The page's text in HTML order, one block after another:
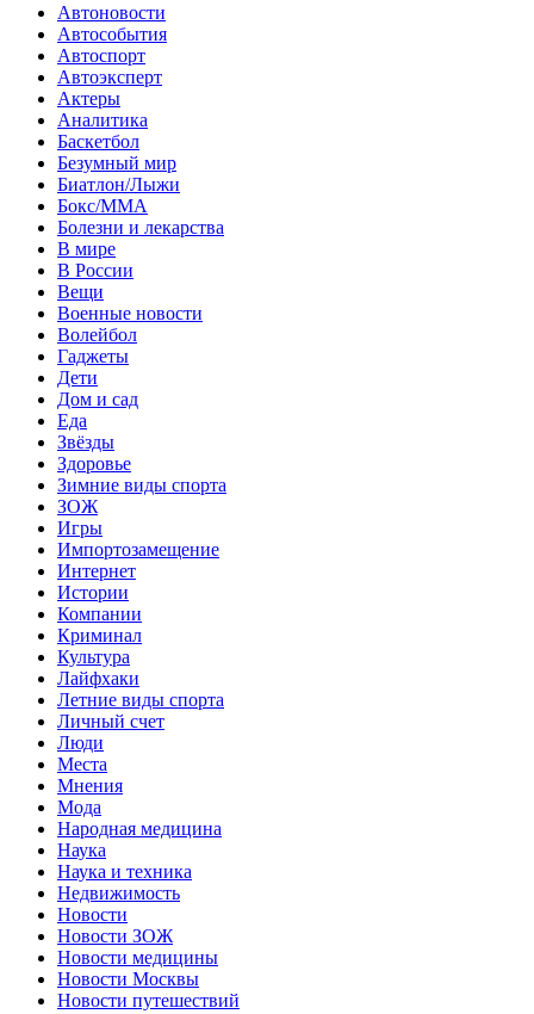
Автоновости
Автособытия
Автоспорт
Автоэксперт
Актеры
Аналитика
Баскетбол
Безумный мир
Биатлон/Лыжи
Бокс/MMA
Болезни и лекарства
В мире
В России
Вещи
Военные новости
Волейбол
Гаджеты
Дети
Дом и сад
Еда
Звёзды
Здоровье
Зимние виды спорта
ЗОЖ
Игры
Импортозамещение
Интернет
Истории
Компании
Криминал
Культура
Лайфхаки
Летние виды спорта
Личный счет
Люди
Места
Мнения
Мода
Народная медицина
Наука
Наука и техника
Недвижимость
Новости
Новости ЗОЖ
Новости медицины
Новости Москвы
Новости путешествий